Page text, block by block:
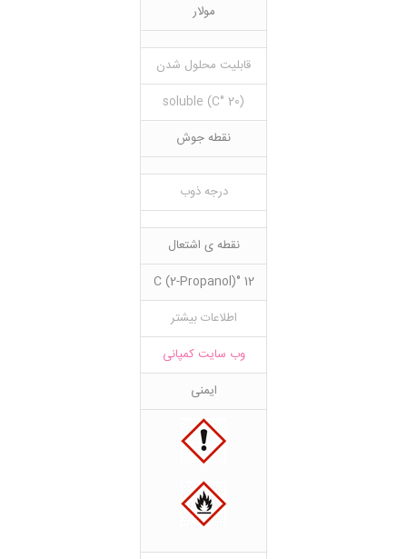
مولار
قابلیت محلول شدن
(20 °C) soluble
نقطه جوش
درجه ذوب
نقطه ی اشتعال
12 °C (2-Propanol)
اطلاعات بیشتر
وب سایت کمپانی
ایمنی